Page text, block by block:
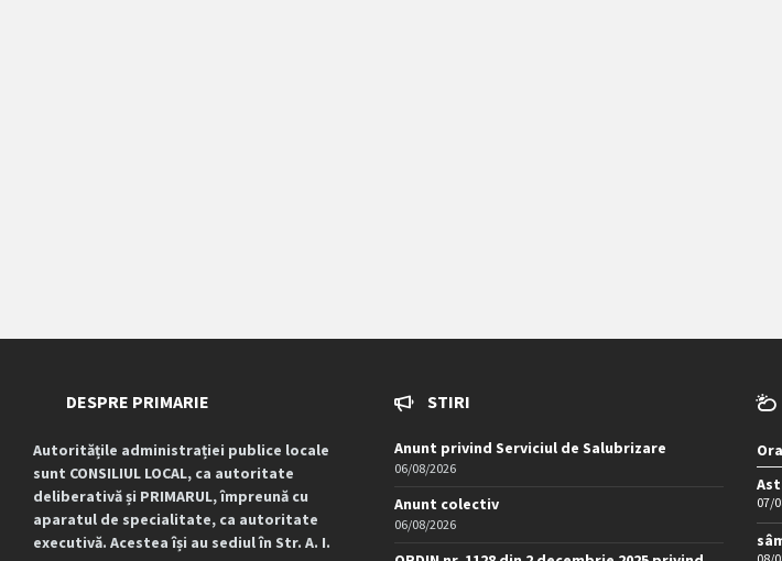
DESPRE PRIMARIE
Autoritățile administrației publice locale
sunt CONSILIUL LOCAL, ca autoritate
deliberativă și PRIMARUL, împreună cu
aparatul de specialitate, ca autoritate
executivă. Acestea își au sediul în Str. A. I.
STIRI
Anunt privind Serviciul de Salubrizare
06/08/2026
Anunt colectiv
06/08/2026
07/